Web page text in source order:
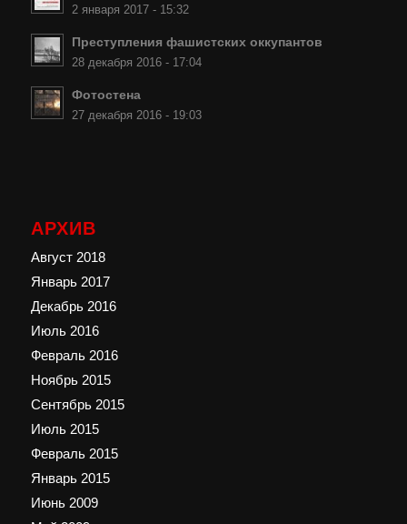
2 января 2017 - 15:32
Преступления фашистских оккупантов
28 декабря 2016 - 17:04
Фотостена
27 декабря 2016 - 19:03
АРХИВ
Август 2018
Январь 2017
Декабрь 2016
Июль 2016
Февраль 2016
Ноябрь 2015
Сентябрь 2015
Июль 2015
Февраль 2015
Январь 2015
Июнь 2009